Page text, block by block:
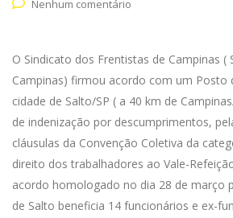
Nenhum comentário
O Sindicato dos Frentistas de Campinas (
Campinas) firmou acordo com um Posto
cidade de Salto/SP ( a 40 km de
de indenização por descumprimentos,
cláusulas da Convenção Coletiva da
direito dos trabalhadores ao Vale-
acordo homologado no dia 28 de março
de Salto beneficia 14 funcionários e ex-